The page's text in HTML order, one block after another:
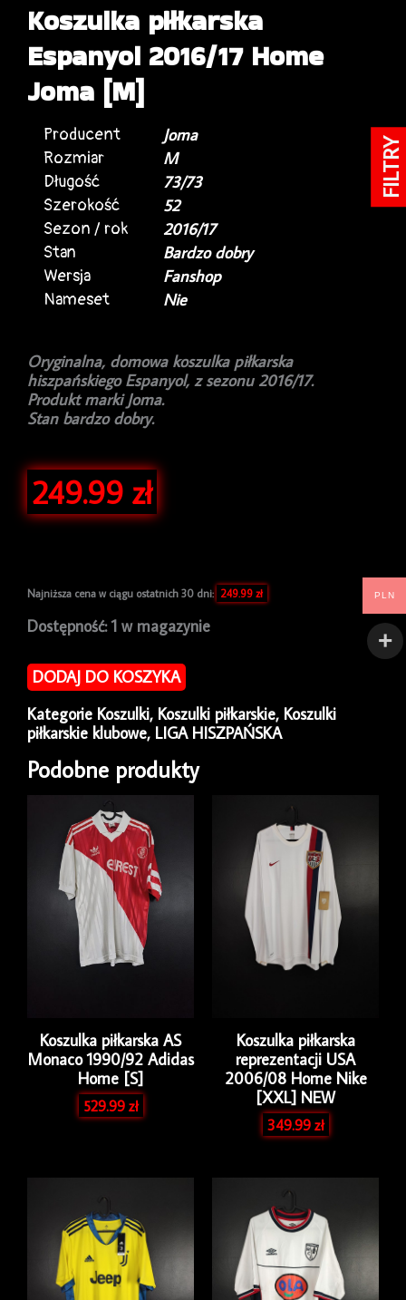
Koszulka piłkarska
Espanyol 2016/17 Home
Joma [M]
Producent
Joma
Rozmiar
M
Długość
73/73
Szerokość
52
Sezon / rok
2016/17
Stan
Bardzo dobry
Wersja
Fanshop
Nameset
Nie
Oryginalna, domowa koszulka piłkarska
hiszpańskiego Espanyol, z sezonu 2016/17.
Produkt marki Joma.
Stan bardzo dobry.
249.99 zł
Najniższa cena w ciągu ostatnich 30 dni: 249.99 zł
Dostępność: 1 w magazynie
ilość
piłkarska
Espanyol
Home
Joma
[M]
DODAJ DO KOSZYKA
Kategorie Koszulki, Koszulki piłkarskie, Koszulki
piłkarskie klubowe, LIGA HISZPAŃSKA
Podobne produkty
Koszulka piłkarska AS
Monaco 1990/92 Adidas
Home [S]
529.99zł
Koszulka piłkarska
reprezentacji USA
2006/08 Home Nike
[XXL] NEW
349.99zł
PLN
FILTRY